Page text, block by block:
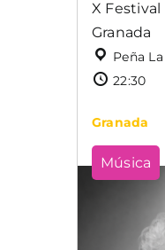
X
Granada
Peña
22:30
Granada
Música